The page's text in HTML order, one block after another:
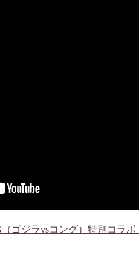
ゴジラvsコング）特別コラボ